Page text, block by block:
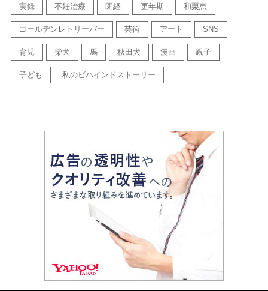
実録 不妊治療 閉経 更年期 和栗恵
ゴールデンレトリーバー 芸術 アート SNS
育児 柴犬 馬 秋田犬 漫画 親子
子ども 私のビハインドストーリー